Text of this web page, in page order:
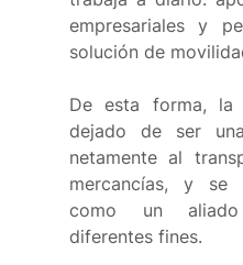
empresariales y
solución de
De esta forma, la
dejado de ser
netamente al
mercancías, y se
como un
diferentes fines.